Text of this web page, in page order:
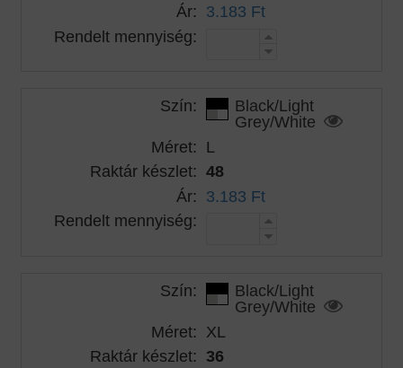
Ár: 3.183 Ft
Rendelt mennyiség:
Szín: Black/Light
Grey/White
Méret: L
Raktár készlet: 48
Ár: 3.183 Ft
Rendelt mennyiség:
Szín: Black/Light
Grey/White
Méret: XL
Raktár készlet: 36